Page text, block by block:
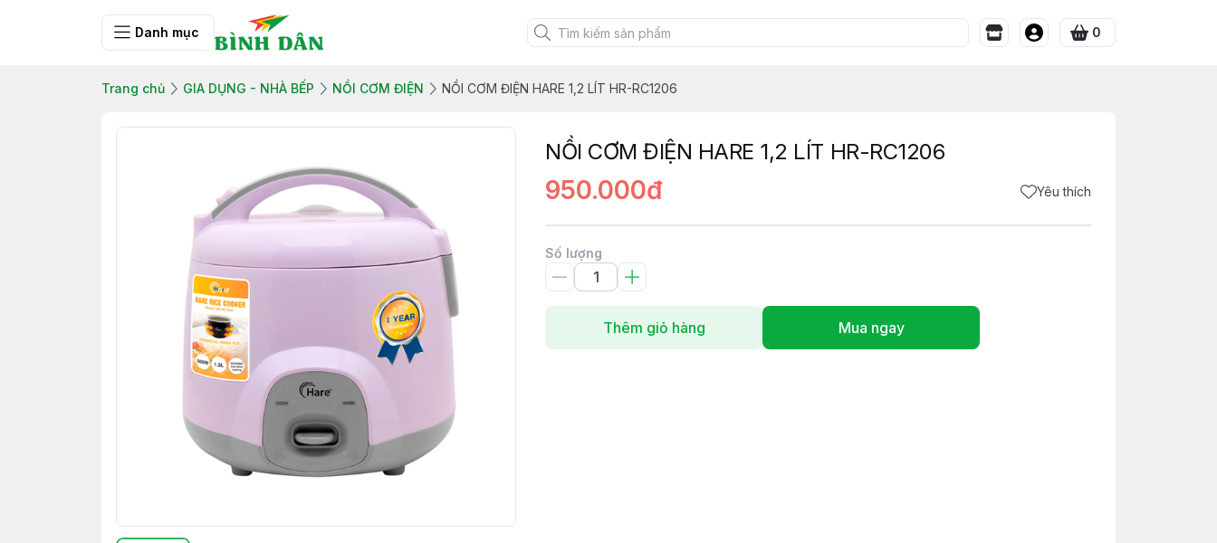
Danh mục 0
Trang chủ GIA DỤNG - NHÀ BẾP NỒI CƠM ĐIỆN NỒI CƠM ĐIỆN HARE 1,2 LÍT HR-RC1206
NỒI CƠM ĐIỆN HARE 1,2 LÍT HR-RC1206
950.000đ Yêu thích
Số lượng
Thêm giỏ hàng Mua ngay